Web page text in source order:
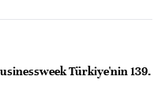
Türkiye'nin 139.